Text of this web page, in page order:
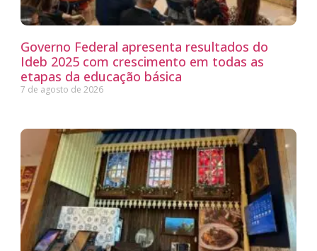
Governo Federal apresenta resultados do
Ideb 2025 com crescimento em todas as
etapas da educação básica
7 de agosto de 2026